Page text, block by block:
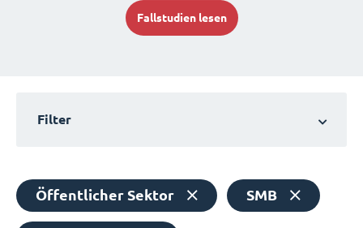
Fallstudien lesen
Filter
Öffentlicher Sektor SMB